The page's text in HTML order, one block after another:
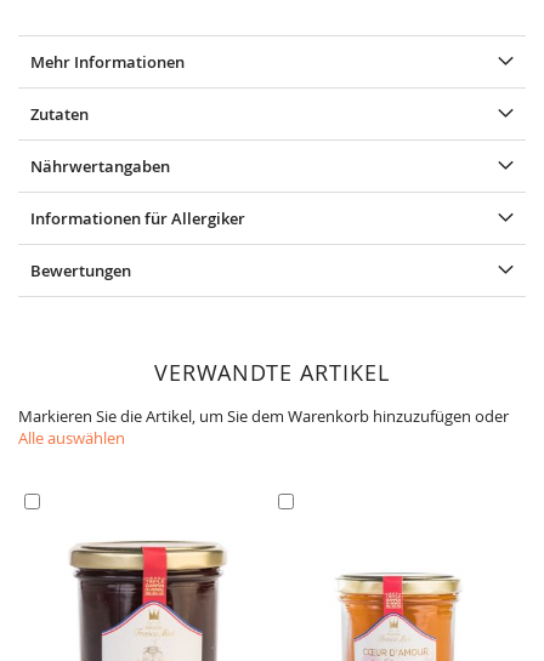
Mehr Informationen
Zutaten
Nährwertangaben
Informationen für Allergiker
Bewertungen
VERWANDTE ARTIKEL
Markieren Sie die Artikel, um Sie dem Warenkorb hinzuzufügen oder
Alle auswählen
Warenkorb